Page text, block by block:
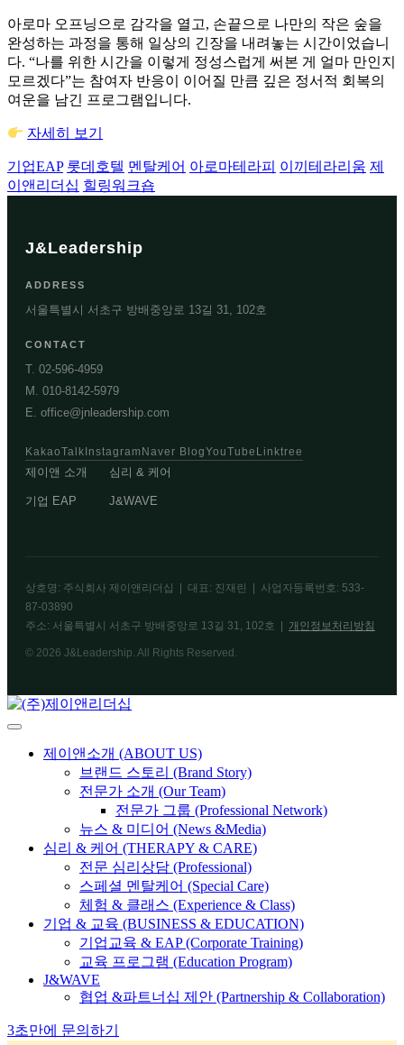
아로마 오프닝으로 감각을 열고, 손끝으로 나만의 작은 숲을
완성하는 과정을 통해 일상의 긴장을 내려놓는 시간이었습니
다. “나를 위한 시간을 이렇게 정성스럽게 써본 게 얼마 만인지
모르겠다”는 참여자 반응이 이어질 만큼 깊은 정서적 회복의
여운을 남긴 프로그램입니다.
자세히 보기
기업EAP 롯데호텔 멘탈케어 아로마테라피 이끼테라리움 제
이앤리더십 힐링워크숍
J&Leadership
ADDRESS
서울특별시 서초구 방배중앙로 13길 31, 102호
CONTACT
T. 02-596-4959
M. 010-8142-5979
E. office@jnleadership.com
KakaoTalk Instagram Naver BlogYouTube Linktree
제이앤 소개 심리 & 케어
기업 EAP J&WAVE
상호명: 주식회사 제이앤리더십 | 대표: 진재린 | 사업자등록번호: 533-
87-03890
주소: 서울특별시 서초구 방배중앙로 13길 31, 102호 | 개인정보처리방침
© 2026 J&Leadership. All Rights Reserved.
제이앤소개 (ABOUT US)
브랜드 스토리 (Brand Story)
전문가 소개 (Our Team)
전문가 그룹 (Professional Network)
뉴스 & 미디어 (News &Media)
심리 & 케어 (THERAPY & CARE)
전문 심리상담 (Professional)
스페셜 멘탈케어 (Special Care)
체험 & 클래스 (Experience & Class)
기업 & 교육 (BUSINESS & EDUCATION)
기업교육 & EAP (Corporate Training)
교육 프로그램 (Education Program)
J&WAVE
협업 &파트너십 제안 (Partnership & Collaboration)
3초만에 문의하기